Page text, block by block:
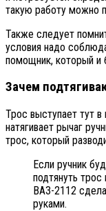
такую работу можно
Также следует
условия надо
помощник, который и
Зачем
Трос выступает тут в
натягивает рычаг
трос, который
Если ручник
подтянуть
ВАЗ-2112
руками.